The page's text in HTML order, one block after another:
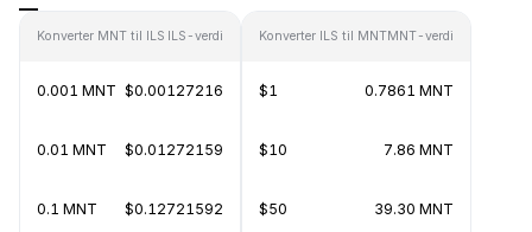
Konverter MNT til ILS ILS-verdi
0.001 MNT $0.00127216
0.01 MNT $0.01272159
0.1 MNT $0.12721592
Konverter ILS til MNTMNT-verdi
$1 0.7861 MNT
$10 7.86 MNT
$50 39.30 MNT